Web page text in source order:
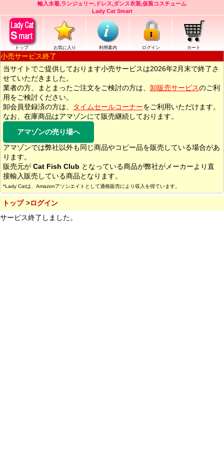
輸入水着,ランジェリー,ドレス,ダンス衣装,仮装コスチューム
Lady Cat Smart
トップ お気に入り 利用案内 ログイン カート
小売サービス終了
当サイトでご提供しております小売サービスは2026年2月末で終了さ
せていただきました。
業者の方、まとまったご注文をご検討の方は、 卸販売サービスのご利
用をご検討ください。
卸会員登録済の方は、
タイムセールコーナーをご利用いただけます。
なお、在庫商品はアマゾンにて販売継続しております。
アマゾンの売り場へ
アマゾンでは弊社以外も同じ商品やコピー品を販売している場合があ
ります。
販売元が Cat Fish Club となっている商品が弊社がメーカーより直
接輸入販売している商品となります。
*Lady Catは、Amazonアソシエイトとして適格販売により収入を得ています。
トップ
ログイン
サービス終了しました。